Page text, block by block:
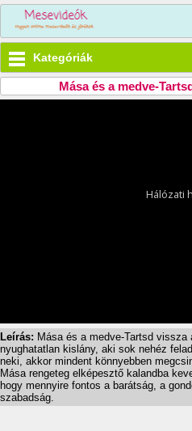
Kategóriák
Mása és a medve-
Leírás: Mása és a medve-Tartsd vissza
nyughatatlan kislány, aki sok nehéz
neki, akkor mindent könnyebben
Mása rengeteg elképesztő kalandba
hogy mennyire fontos a barátság, a
szabadság.